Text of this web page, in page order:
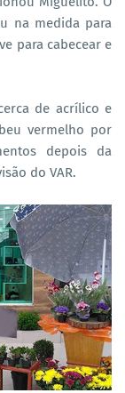
na medida para
para cabecear e
de acrílico e
vermelho por
depois da
do VAR.